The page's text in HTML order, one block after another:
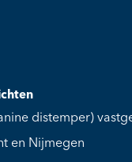
distemper)
en Nijmegen